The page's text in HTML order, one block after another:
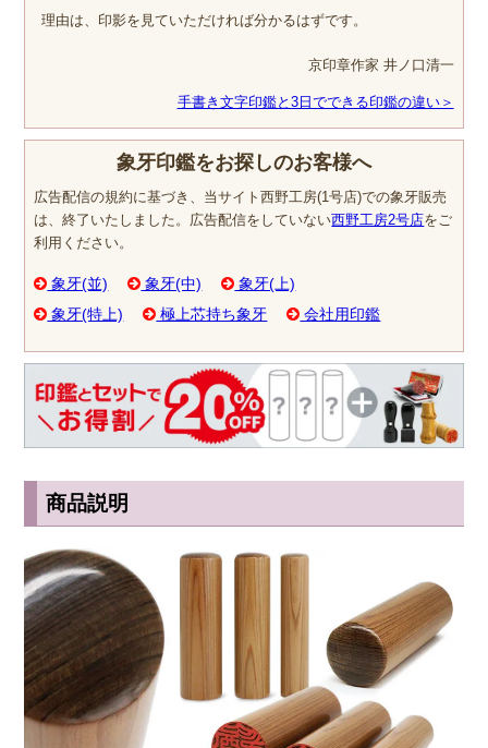
理由は、印影を見ていただければ分かるはずです。
京印章作家 井ノ口清一
手書き文字印鑑と3日でできる印鑑の違い＞
象牙印鑑をお探しのお客様へ
広告配信の規約に基づき、当サイト西野工房(1号店)での象牙販売
は、終了いたしました。広告配信をしていない西野工房2号店をご
利用ください。
象牙(並) 象牙(中)
象牙(上)
象牙(特上)
極上芯持ち象牙 会社用印鑑
商品説明